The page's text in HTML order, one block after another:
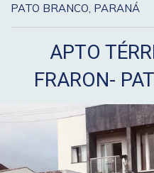
PATO BRANCO, PARANÁ
APTO
FRARON-